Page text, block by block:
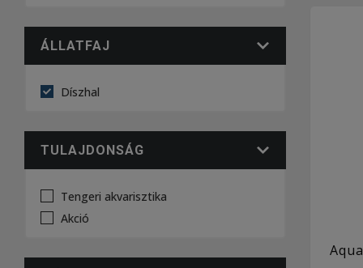
ÁLLATFAJ
Díszhal
TULAJDONSÁG
Tengeri akvarisztika
Akció